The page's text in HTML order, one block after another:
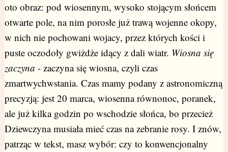
oto obraz: pod wiosennym, wysoko stojącym słońcem
otwarte pole, na nim porosłe już trawą wojenne okopy,
w nich nie pochowani wojacy, przez których kości i
puste oczodoły gwiżdże idący z dali wiatr. Wiosna się
zaczyna - zaczyna się wiosna, czyli czas
zmartwychwstania. Czas mamy podany z astronomiczną
precyzją: jest 20 marca, wiosenna równonoc, poranek,
ale już kilka godzin po wschodzie słońca, bo przecież
Dziewczyna musiała mieć czas na zebranie rosy. I znów,
patrząc w tekst, masz wybór: czy to konwencjonalny